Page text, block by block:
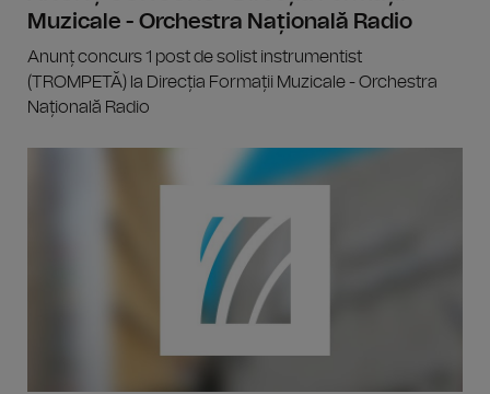
Muzicale - Orchestra Națională Radio
Anunț concurs 1 post de solist instrumentist
(TROMPETĂ) la Direcția Formații Muzicale - Orchestra
Națională Radio